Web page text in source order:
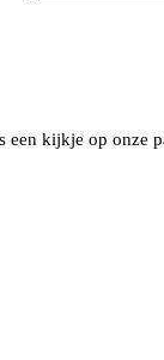
een kijkje op onze